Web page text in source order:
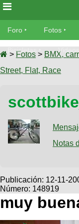
Foro
Foro
TÃ©cnica
Fotos
tu foto
Galeria
XC
Viajes
Descenso
Dirt
SUBÃ
tu
Buscar
Ultimos
Fotos
BicicleterÃ­
as
Bicicletas
Tandem
Videos
Cicloturismo
Foro Fotos
Bicicletas Videos
> Fotos > BMX,
Street, Flat, Race
Notas
Publicación: 12-11-
Número: 148919
muy